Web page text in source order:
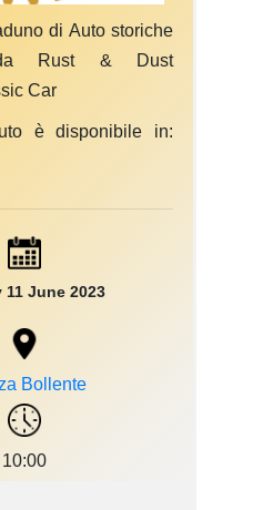
di Auto storiche
da Rust & Dust
Car
è disponibile in:
11 June 2023
Bollente
10:00